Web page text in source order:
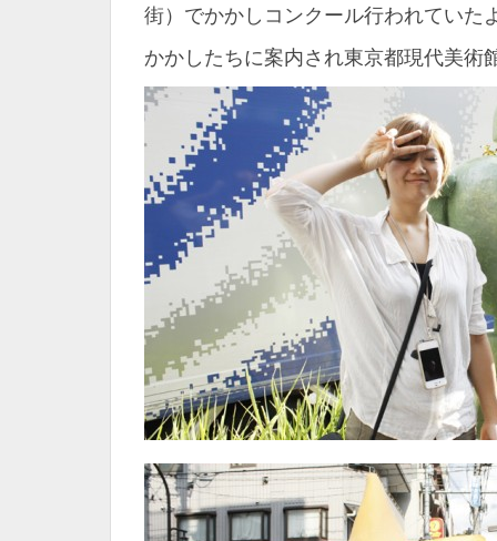
街）でかかしコンクール行われていた
かかしたちに案内され東京都現代美術